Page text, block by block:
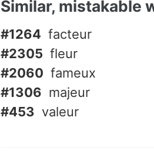
Similar, mistakable
#1264 facteur
#2305 fleur
#2060 fameux
#1306 majeur
#453 valeur